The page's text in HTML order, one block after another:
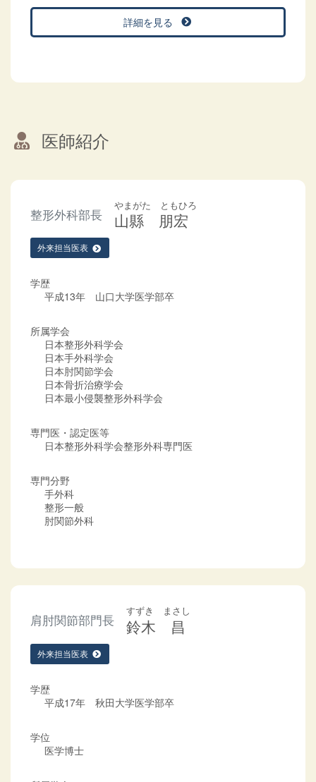
詳細を見る
医師紹介
整形外科部長
やまがた ともひろ
山縣 朋宏
外来担当医表
学歴
平成13年 山口大学医学部卒
所属学会
日本整形外科学会
日本手外科学会
日本肘関節学会
日本骨折治療学会
日本最小侵襲整形外科学会
専門医・認定医等
日本整形外科学会整形外科専門医
専門分野
手外科
整形一般
肘関節外科
肩肘関節部門長
すずき まさし
鈴木 昌
外来担当医表
学歴
平成17年 秋田大学医学部卒
学位
医学博士